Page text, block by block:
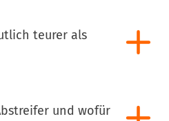
teurer als
und wofür